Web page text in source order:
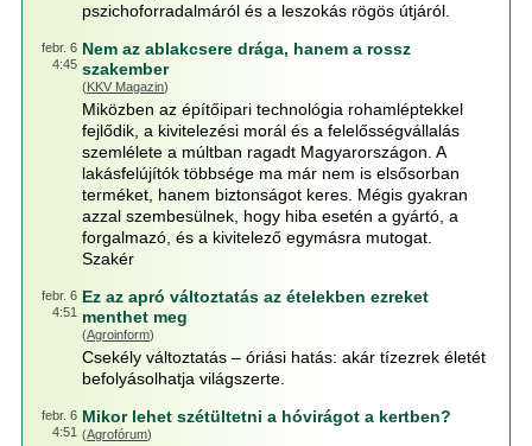
pszichoforradalmáról és a leszokás rögös útjáról.
febr. 6
4:45
Nem az ablakcsere drága, hanem a rossz
szakember
(KKV Magazin)
Miközben az építőipari technológia rohamléptekkel
fejlődik, a kivitelezési morál és a felelősségvállalás
szemlélete a múltban ragadt Magyarországon. A
lakásfelújítók többsége ma már nem is elsősorban
terméket, hanem biztonságot keres. Mégis gyakran
azzal szembesülnek, hogy hiba esetén a gyártó, a
forgalmazó, és a kivitelező egymásra mutogat.
Szakér
febr. 6
4:51
Ez az apró változtatás az ételekben ezreket
menthet meg
(Agroinform)
Csekély változtatás – óriási hatás: akár tízezrek életét
befolyásolhatja világszerte.
febr. 6
4:51
Mikor lehet szétültetni a hóvirágot a kertben?
(Agrofórum)